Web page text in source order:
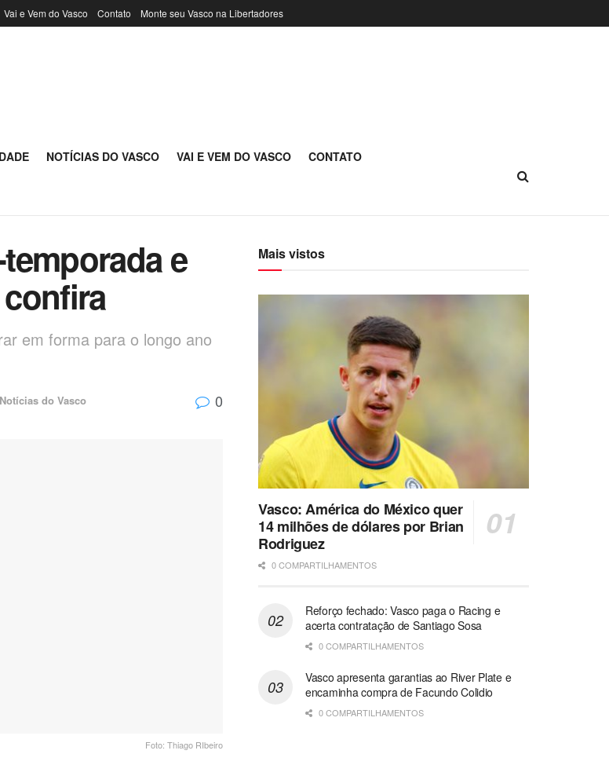
Vai e Vem do Vasco Contato Monte seu Vasco na Libertadores
NOTÍCIAS DO VASCO VAI E VEM DO VASCO CONTATO
e
em forma para o longo ano
Notícias do Vasco 0
Foto: Thiago RIbeiro
Mais vistos
Vasco: América do México quer
14 milhões de dólares por Brian
Rodriguez
0 COMPARTILHAMENTOS
Reforço fechado: Vasco paga o Racing e
acerta contratação de Santiago Sosa
0 COMPARTILHAMENTOS
Vasco apresenta garantias ao River Plate e
encaminha compra de Facundo Colidio
0 COMPARTILHAMENTOS